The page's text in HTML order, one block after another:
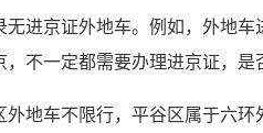
进京证外地车。例如，外地
不一定都需要办理进京证，是
地车不限行，平谷区属于六